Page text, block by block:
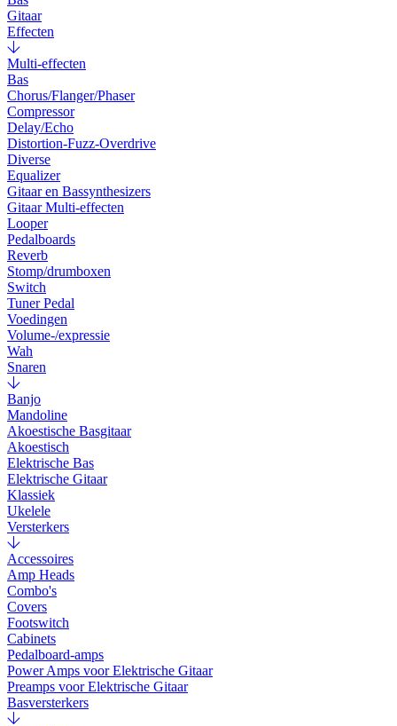
Gitaar
Effecten
Multi-effecten
Bas
Chorus/Flanger/Phaser
Compressor
Delay/Echo
Distortion-Fuzz-Overdrive
Diverse
Equalizer
Gitaar en Bassynthesizers
Gitaar Multi-effecten
Looper
Pedalboards
Reverb
Stomp/drumboxen
Switch
Tuner Pedal
Voedingen
Volume-/expressie
Wah
Snaren
Banjo
Mandoline
Akoestische Basgitaar
Akoestisch
Elektrische Bas
Elektrische Gitaar
Klassiek
Ukelele
Versterkers
Accessoires
Amp Heads
Combo's
Covers
Footswitch
Cabinets
Pedalboard-amps
Power Amps voor Elektrische Gitaar
Preamps voor Elektrische Gitaar
Basversterkers